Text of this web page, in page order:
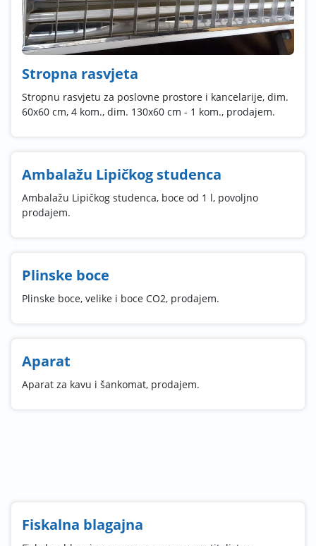
Stropna rasvjeta
Stropnu rasvjetu za poslovne prostore i kancelarije, dim.
60x60 cm, 4 kom., dim. 130x60 cm - 1 kom., prodajem.
Ambalažu Lipičkog studenca
Ambalažu Lipičkog studenca, boce od 1 l, povoljno
prodajem.
Plinske boce
Plinske boce, velike i boce CO2, prodajem.
Aparat
Aparat za kavu i šankomat, prodajem.
Fiskalna blagajna